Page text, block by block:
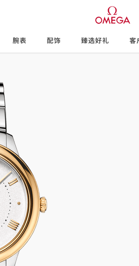
腕表 配饰 臻选好礼 客